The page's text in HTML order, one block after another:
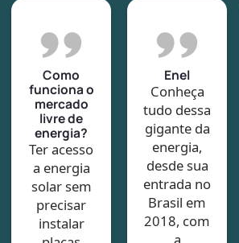
Como
funciona o
mercado
livre de
energia?
Ter acesso
a energia
solar sem
precisar
instalar
Enel
Conheça
tudo dessa
gigante da
energia,
desde sua
entrada no
Brasil em
2018, com
a